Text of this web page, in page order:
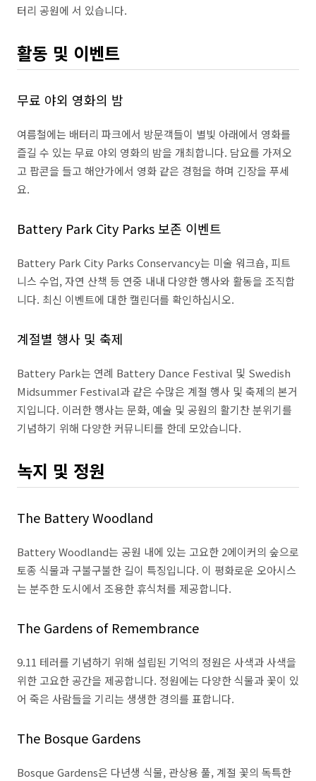
터리 공원에 서 있습니다.
활동 및 이벤트
무료 야외 영화의 밤
여름철에는 배터리 파크에서 방문객들이 별빛 아래에서 영화를
즐길 수 있는 무료 야외 영화의 밤을 개최합니다. 담요를 가져오
고 팝콘을 들고 해안가에서 영화 같은 경험을 하며 긴장을 푸세
요.
Battery Park City Parks 보존 이벤트
Battery Park City Parks Conservancy는 미술 워크숍, 피트
니스 수업, 자연 산책 등 연중 내내 다양한 ​​행사와 활동을 조직합
니다. 최신 이벤트에 대한 캘린더를 확인하십시오.
계절별 행사 및 축제
Battery Park는 연례 Battery Dance Festival 및 Swedish
Midsummer Festival과 같은 수많은 계절 행사 및 축제의 본거
지입니다. 이러한 행사는 문화, 예술 및 공원의 활기찬 분위기를
기념하기 위해 다양한 커뮤니티를 한데 모았습니다.
녹지 및 정원
The Battery Woodland
Battery Woodland는 공원 내에 있는 고요한 2에이커의 숲으로
토종 식물과 구불구불한 길이 특징입니다. 이 평화로운 오아시스
는 분주한 도시에서 조용한 휴식처를 제공합니다.
The Gardens of Remembrance
9.11 테러를 기념하기 위해 설립된 기억의 정원은 사색과 사색을
위한 고요한 공간을 제공합니다. 정원에는 다양한 식물과 꽃이 있
어 죽은 사람들을 기리는 생생한 경의를 표합니다.
The Bosque Gardens
Bosque Gardens은 다년생 식물, 관상용 풀, 계절 꽃의 독특한